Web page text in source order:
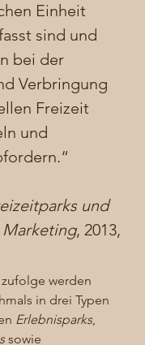
Einheit
sind und
bei der
Verbringung
Freizeit
und
und
, 2013,
werden
in drei Typen
Erlebnisparks,
sowie